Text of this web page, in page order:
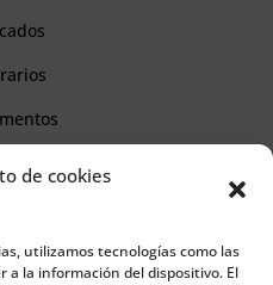
de cookies
utilizamos tecnologías como las
a la información del dispositivo. El